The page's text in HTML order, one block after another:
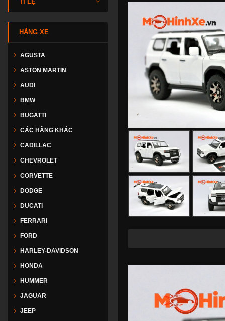
HÃNG XE
AGUSTA
ASTON MARTIN
AUDI
BMW
BUGATTI
CÁC HÃNG KHÁC
CADILLAC
CHEVROLET
CORVETTE
DODGE
DUCATI
FERRARI
FORD
HARLEY-DAVIDSON
HONDA
HUMMER
JAGUAR
JEEP